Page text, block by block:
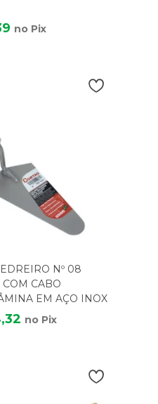
no Pix
Nº 08
COM CABO
EM AÇO INOX
no Pix